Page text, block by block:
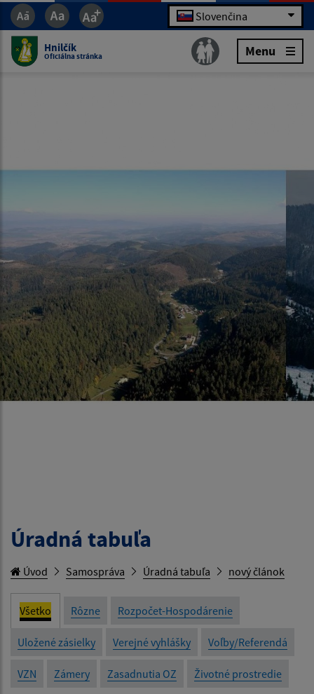
Slovenčina
Hnilčík
Oficiálna stránka Menu
Úradná tabuľa
Úvod Samospráva Úradná tabuľa nový článok
Všetko Rôzne Rozpočet-Hospodárenie
Uložené zásielky Verejné vyhlášky Voľby/Referendá
VZN Zámery Zasadnutia OZ Životné prostredie